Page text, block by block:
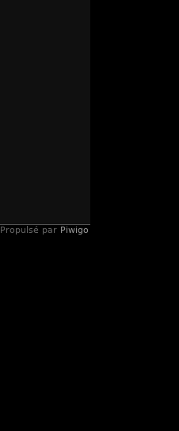
Propulsé par Piwigo